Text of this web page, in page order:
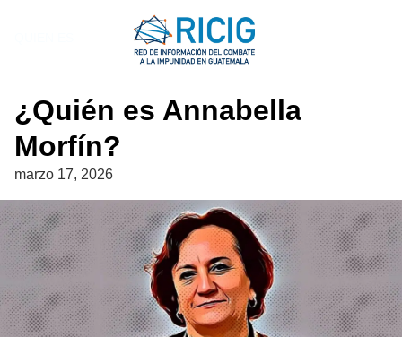
¿Quién es Annabella
Morfín?
marzo 17, 2026